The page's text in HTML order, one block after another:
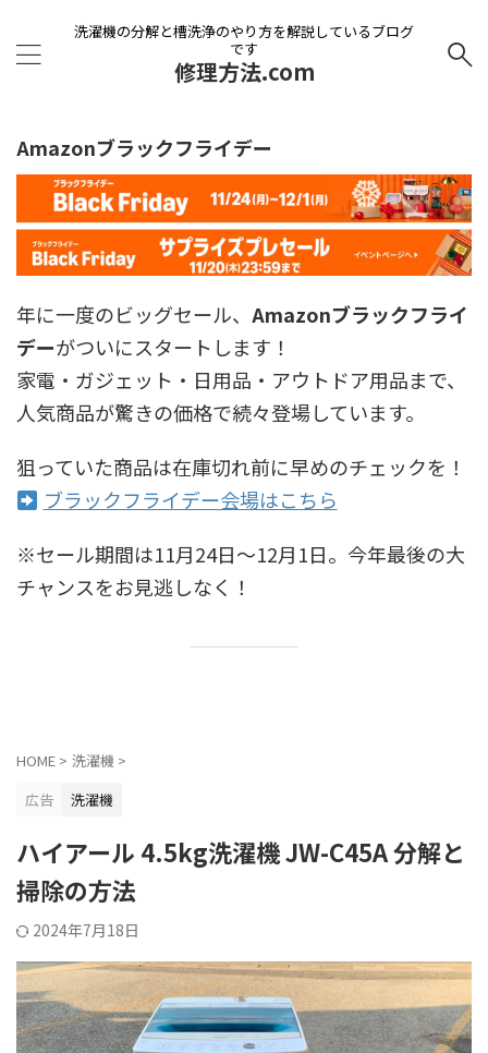
洗濯機の分解と槽洗浄のやり方を解説しているブログ
です
修理方法.com
Amazonブラックフライデー
年に一度のビッグセール、 Amazonブラックフライ
デーがついにスタートします！
家電・ガジェット・日用品・アウトドア用品まで、
人気商品が驚きの価格で続々登場しています。
狙っていた商品は在庫切れ前に早めのチェックを！
ブラックフライデー会場はこちら
※セール期間は11月24日〜12月1日。今年最後の大
チャンスをお見逃しなく！
HOME > 洗濯機 >
広告
洗濯機
ハイアール 4.5kg洗濯機 JW-C45A 分解と
掃除の方法
2024年7月18日